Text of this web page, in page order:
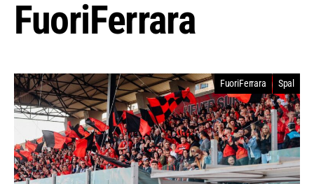
FuoriFerrara
FuoriFerrara Spal